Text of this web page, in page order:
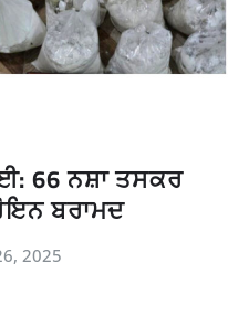
66 ਨਸ਼ਾ ਤਸਕਰ
ਬਰਾਮਦ
2025